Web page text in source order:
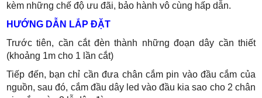
kèm những chế độ ưu đãi, bảo hành vô cùng hấp dẫn.
HƯỚNG DẪN LẮP ĐẶT
Trước tiên, cần cắt đèn thành những đoạn dây cần thiết
(khoảng 1m cho 1 lần cắt)
Tiếp đến, bạn chỉ cần đưa chân cắm pin vào đầu cắm của
nguồn, sau đó, cắm đầu dây led vào đầu kia sao cho 2 chân